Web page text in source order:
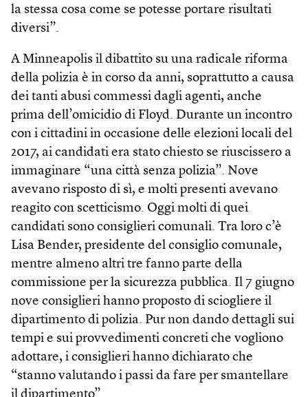
la stessa cosa come se potesse portare risultati
diversi”.
A Minneapolis il dibattito su una radicale riforma
della polizia è in corso da anni, soprattutto a causa
dei tanti abusi commessi dagli agenti, anche
prima dell’omicidio di Floyd. Durante un incontro
con i cittadini in occasione delle elezioni locali del
2017, ai candidati era stato chiesto se riuscissero a
immaginare “una città senza polizia”. Nove
avevano risposto di sì, e molti presenti avevano
reagito con scetticismo. Oggi molti di quei
candidati sono consiglieri comunali. Tra loro c’è
Lisa Bender, presidente del consiglio comunale,
mentre almeno altri tre fanno parte della
commissione per la sicurezza pubblica. Il 7 giugno
nove consiglieri hanno proposto di sciogliere il
dipartimento di polizia. Pur non dando dettagli sui
tempi e sui provvedimenti concreti che vogliono
adottare, i consiglieri hanno dichiarato che
“stanno valutando i passi da fare per smantellare
il dipartimento”.